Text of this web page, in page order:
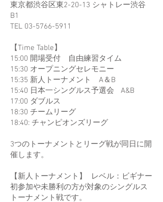
東京都渋谷区東2-20-13 シャトレー渋谷
B1
TEL 03-5766-5911
【Time Table】
15:00 開場受付 自由練習タイム
15:30 オープニングセレモニー
15:35 新人トーナメント A＆B
15:40 日本一シングルス予選会 A&B
17:00 ダブルス
18:30 チームリーグ
18:40: チャンピオンズリーグ
3つのトーナメントとリーグ戦が同日に開
催します。
【新人トーナメント】 レベル：ビギナー
初参加や未勝利の方が対象のシングルス
トーナメント戦です。